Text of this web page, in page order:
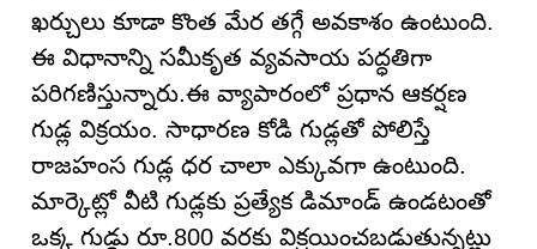
ఖర్చులు కూడా కొంత మేర తగ్గే అవకాశం ఉంటుంది.
ఈ విధానాన్ని సమీకృత వ్యవసాయ పద్ధతిగా
పరిగణిస్తున్నారు.ఈ వ్యాపారంలో ప్రధాన ఆకర్షణ
గుడ్ల విక్రయం. సాధారణ కోడి గుడ్లతో పోలిస్తే
రాజహంస గుడ్ల ధర చాలా ఎక్కువగా ఉంటుంది.
మార్కెట్లో వీటి గుడ్లకు ప్రత్యేక డిమాండ్ ఉండటంతో
ఒక్క గుడ్డు రూ.800 వరకు విక్రయించబడుతున్నట్లు